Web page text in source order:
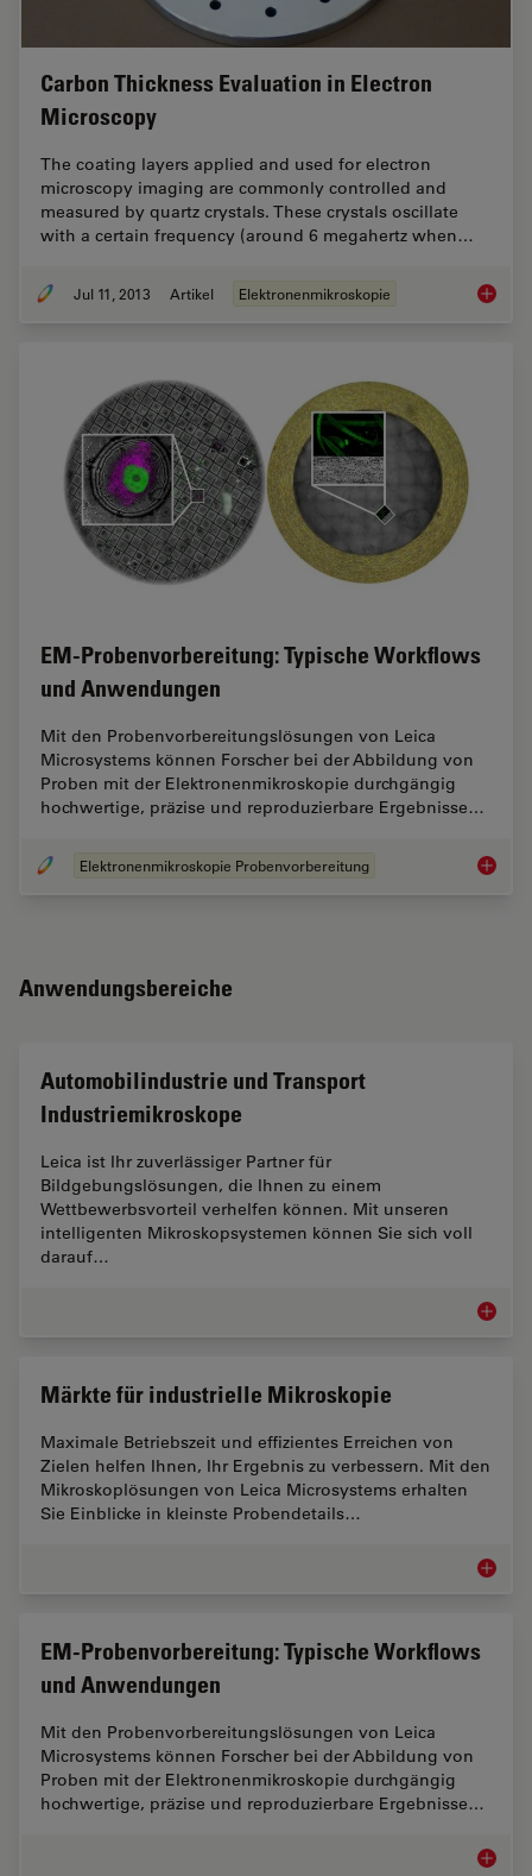
Carbon Thickness Evaluation in Electron
Microscopy
The coating layers applied and used for electron
microscopy imaging are commonly controlled and
measured by quartz crystals. These crystals oscillate
with a certain frequency (around 6 megahertz when…
Jul 11, 2013 Artikel Elektronenmikroskopie Carbon
EM‑Probenvorbereitung: Typische Workflows
und Anwendungen
Mit den Probenvorbereitungslösungen von Leica
Microsystems können Forscher bei der Abbildung von
Proben mit der Elektronenmikroskopie durchgängig
hochwertige, präzise und reproduzierbare Ergebnisse…
Elektronenmikroskopie Probenvorbereitung
Anwendungsbereiche
Automobilindustrie und Transport
Industriemikroskope
Leica ist Ihr zuverlässiger Partner für
Bildgebungslösungen, die Ihnen zu einem
Wettbewerbsvorteil verhelfen können. Mit unseren
intelligenten Mikroskopsystemen können Sie sich voll
darauf…
Märkte für industrielle Mikroskopie
Maximale Betriebszeit und effizientes Erreichen von
Zielen helfen Ihnen, Ihr Ergebnis zu verbessern. Mit den
Mikroskoplösungen von Leica Microsystems erhalten
Sie Einblicke in kleinste Probendetails…
Märkte
EM‑Probenvorbereitung: Typische Workflows
und Anwendungen
Mit den Probenvorbereitungslösungen von Leica
Microsystems können Forscher bei der Abbildung von
Proben mit der Elektronenmikroskopie durchgängig
hochwertige, präzise und reproduzierbare Ergebnisse…